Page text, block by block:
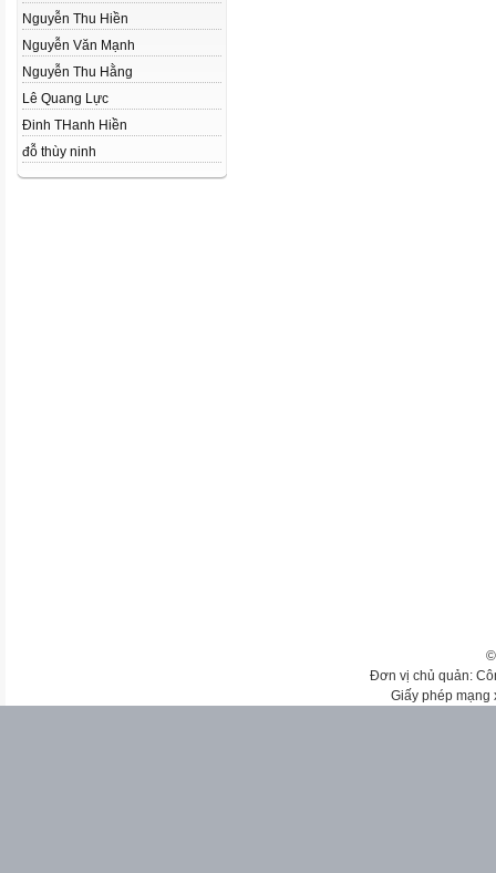
Nguyễn Thu Hiền
Nguyễn Văn Mạnh
Nguyễn Thu Hằng
Lê Quang Lực
Đinh THanh Hiền
đỗ thùy ninh
Đơn vị chủ quản:
Giấy phép mạng